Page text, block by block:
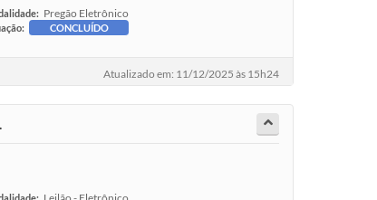
Pregão Eletrônico
CONCLUÍDO
Atualizado em: 11/12/2025 às 15h24